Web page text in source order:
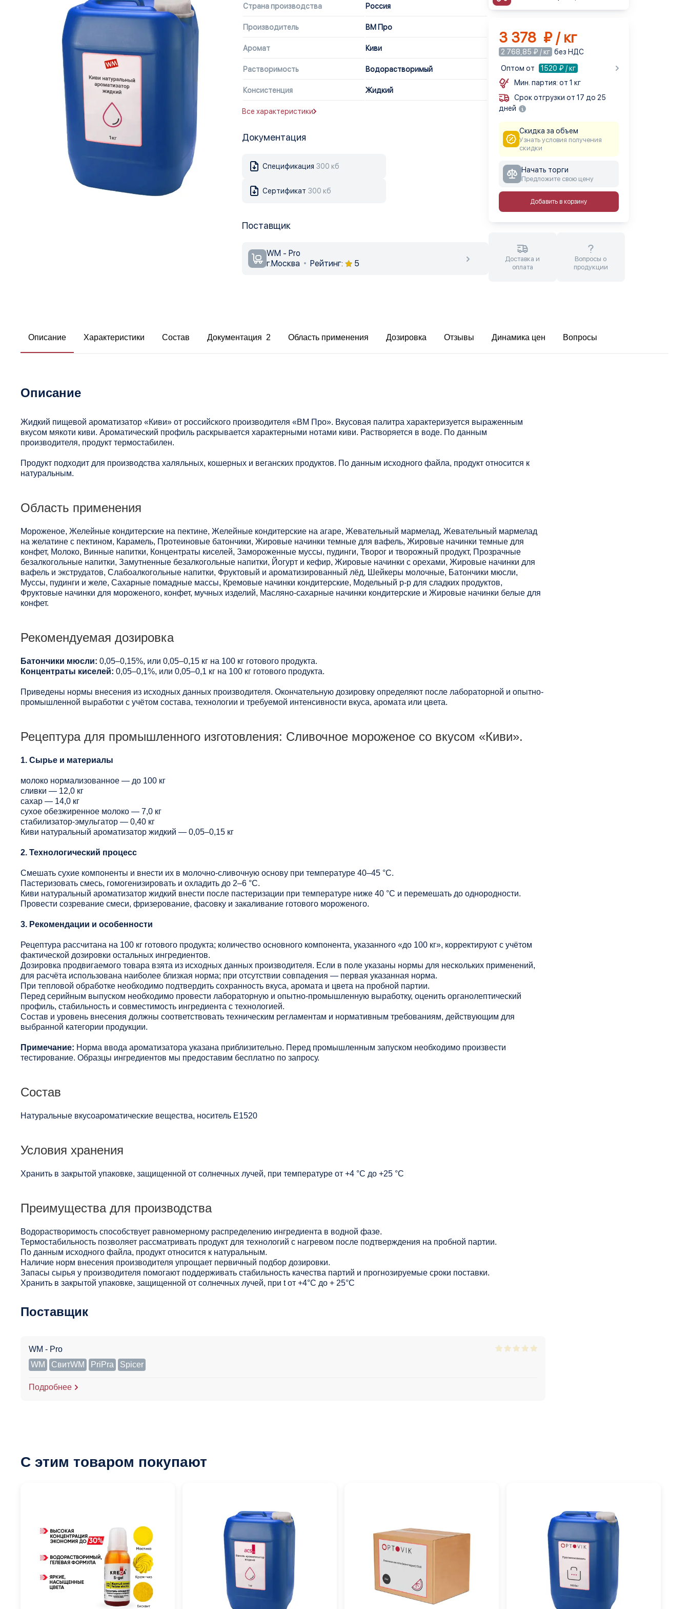
Страна производства Россия
Производитель ВМ Про
Аромат Киви
Растворимость Водорастворимый
Консистенция Жидкий
Все характеристики
Документация
Спецификация 300 кб
Сертификат 300 кб
Поставщик
WM - Pro
г.Москва
Рейтинг: 5
3 378 ₽ / кг
2 768,85 ₽ / кг без НДС
Оптом от
1520 ₽ / кг
Мин. партия: от 1 кг
Срок отгрузки от 17 до 25
дней
Скидка за объем
Узнать условия получения
скидки
Начать торги
Предложите свою цену
Добавить в корзину
Доставка и
оплата
Вопросы о
продукции
Описание Характеристики Состав Документация 2 Область применения Дозировка Отзывы Динамика цен Вопросы
Описание
Жидкий пищевой ароматизатор «Киви» от российского производителя «ВМ Про». Вкусовая палитра характеризуется выраженным
вкусом мякоти киви. Ароматический профиль раскрывается характерными нотами киви. Растворяется в воде. По данным
производителя, продукт термостабилен.
Продукт подходит для производства халяльных, кошерных и веганских продуктов. По данным исходного файла, продукт относится к
натуральным.
Область применения
Мороженое, Желейные кондитерские на пектине, Желейные кондитерские на агаре, Жевательный мармелад, Жевательный мармелад
на желатине с пектином, Карамель, Протеиновые батончики, Жировые начинки темные для вафель, Жировые начинки темные для
конфет, Молоко, Винные напитки, Концентраты киселей, Замороженные муссы, пудинги, Творог и творожный продукт, Прозрачные
безалкогольные напитки, Замутненные безалкогольные напитки, Йогурт и кефир, Жировые начинки с орехами, Жировые начинки для
вафель и экструдатов, Слабоалкогольные напитки, Фруктовый и ароматизированный лёд, Шейкеры молочные, Батончики мюсли,
Муссы, пудинги и желе, Сахарные помадные массы, Кремовые начинки кондитерские, Модельный р-р для сладких продуктов,
Фруктовые начинки для мороженого, конфет, мучных изделий, Масляно-сахарные начинки кондитерские и Жировые начинки белые для
конфет.
Рекомендуемая дозировка
Батончики мюсли: 0,05–0,15%, или 0,05–0,15 кг на 100 кг готового продукта.
Концентраты киселей: 0,05–0,1%, или 0,05–0,1 кг на 100 кг готового продукта.
Приведены нормы внесения из исходных данных производителя. Окончательную дозировку определяют после лабораторной и опытно-
промышленной выработки с учётом состава, технологии и требуемой интенсивности вкуса, аромата или цвета.
Рецептура для промышленного изготовления: Сливочное мороженое со вкусом «Киви».
1. Сырье и материалы
молоко нормализованное — до 100 кг
сливки — 12,0 кг
сахар — 14,0 кг
сухое обезжиренное молоко — 7,0 кг
стабилизатор-эмульгатор — 0,40 кг
Киви натуральный ароматизатор жидкий — 0,05–0,15 кг
2. Технологический процесс
Смешать сухие компоненты и внести их в молочно-сливочную основу при температуре 40–45 °C.
Пастеризовать смесь, гомогенизировать и охладить до 2–6 °C.
Киви натуральный ароматизатор жидкий внести после пастеризации при температуре ниже 40 °C и перемешать до однородности.
Провести созревание смеси, фризерование, фасовку и закаливание готового мороженого.
3. Рекомендации и особенности
Рецептура рассчитана на 100 кг готового продукта; количество основного компонента, указанного «до 100 кг», корректируют с учётом
фактической дозировки остальных ингредиентов.
Дозировка продвигаемого товара взята из исходных данных производителя. Если в поле указаны нормы для нескольких применений,
для расчёта использована наиболее близкая норма; при отсутствии совпадения — первая указанная норма.
При тепловой обработке необходимо подтвердить сохранность вкуса, аромата и цвета на пробной партии.
Перед серийным выпуском необходимо провести лабораторную и опытно-промышленную выработку, оценить органолептический
профиль, стабильность и совместимость ингредиента с технологией.
Состав и уровень внесения должны соответствовать техническим регламентам и нормативным требованиям, действующим для
выбранной категории продукции.
Примечание: Норма ввода ароматизатора указана приблизительно. Перед промышленным запуском необходимо произвести
тестирование. Образцы ингредиентов мы предоставим бесплатно по запросу.
Состав
Натуральные вкусоароматические вещества, носитель Е1520
Условия хранения
Хранить в закрытой упаковке, защищенной от солнечных лучей, при температуре от +4 °C до +25 °C
Преимущества для производства
Водорастворимость способствует равномерному распределению ингредиента в водной фазе.
Термостабильность позволяет рассматривать продукт для технологий с нагревом после подтверждения на пробной партии.
По данным исходного файла, продукт относится к натуральным.
Наличие норм внесения производителя упрощает первичный подбор дозировки.
Запасы сырья у производителя помогают поддерживать стабильность качества партий и прогнозируемые сроки поставки.
Хранить в закрытой упаковке, защищенной от солнечных лучей, при t от +4°C до + 25°С
Поставщик
WM - Pro
WM
СвитWM PriPra Spicer
Подробнее
С этим товаром покупают